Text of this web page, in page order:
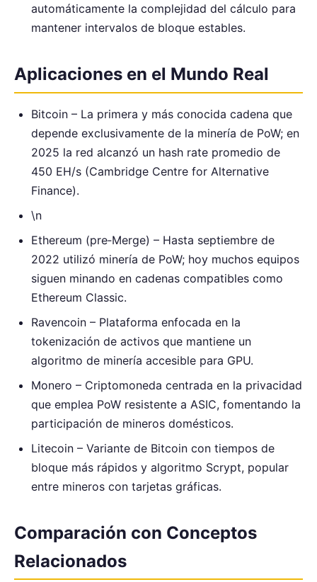
automáticamente la complejidad del cálculo para
mantener intervalos de bloque estables.
Aplicaciones en el Mundo Real
Bitcoin – La primera y más conocida cadena que
depende exclusivamente de la minería de PoW; en
2025 la red alcanzó un hash rate promedio de
450 EH/s (Cambridge Centre for Alternative
Finance).
\n
Ethereum (pre‑Merge) – Hasta septiembre de
2022 utilizó minería de PoW; hoy muchos equipos
siguen minando en cadenas compatibles como
Ethereum Classic.
Ravencoin – Plataforma enfocada en la
tokenización de activos que mantiene un
algoritmo de minería accesible para GPU.
Monero – Criptomoneda centrada en la privacidad
que emplea PoW resistente a ASIC, fomentando la
participación de mineros domésticos.
Litecoin – Variante de Bitcoin con tiempos de
bloque más rápidos y algoritmo Scrypt, popular
entre mineros con tarjetas gráficas.
Comparación con Conceptos
Relacionados